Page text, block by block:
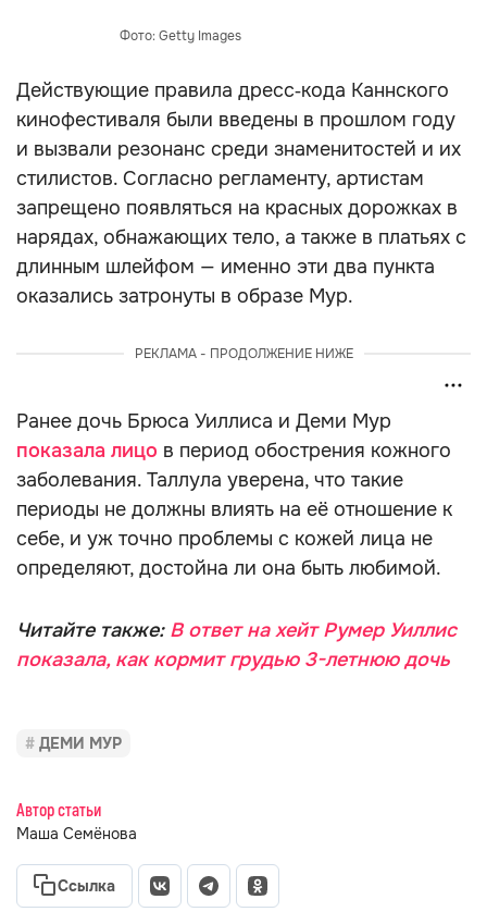
Фото: Getty Images
Действующие правила дресс‑кода Каннского
кинофестиваля были введены в прошлом году
и вызвали резонанс среди знаменитостей и их
стилистов. Согласно регламенту, артистам
запрещено появляться на красных дорожках в
нарядах, обнажающих тело, а также в платьях с
длинным шлейфом — именно эти два пункта
оказались затронуты в образе Мур.
РЕКЛАМА - ПРОДОЛЖЕНИЕ НИЖЕ
Ранее дочь Брюса Уиллиса и Деми Мур
показала лицо в период обострения кожного
заболевания. Таллула уверена, что такие
периоды не должны влиять на её отношение к
себе, и уж точно проблемы с кожей лица не
определяют, достойна ли она быть любимой.
Читайте также: В ответ на хейт Румер Уиллис
показала, как кормит грудью 3-летнюю дочь
ДЕМИ МУР
Автор статьи
Маша Семёнова
Ссылка